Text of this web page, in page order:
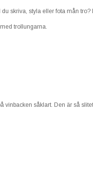
skriva, styla eller fota mån tro?
trollungarna.
vinbacken såklart. Den är så